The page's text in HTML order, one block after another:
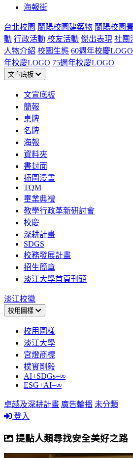
海報街
台北校園 蘭陽校園建築物 蘭陽校園
動 行政活動 校友活動 傑出表現 社團
人物介紹 校園生態 60週年校慶LOGO
年校慶LOGO 75週年校慶LOGO
文宣底板
文宣底板
簡報
桌牌
名牌
海報
資料夾
書封面
插圖漫畫
TQM
畢業典禮
教學行政革新研討會
校慶
深耕計畫
SDGS
校務發展計畫
招生簡章
淡江大學首頁刊頭
淡江校徽
校用圖樣
校用圖樣
淡江大學
宮燈商標
樸實剛毅
AI+SDGs=∞
ESG+AI=∞
卓越及深耕計畫 廣告輪播 未分類
登入
提點人類尋找安全美好之路